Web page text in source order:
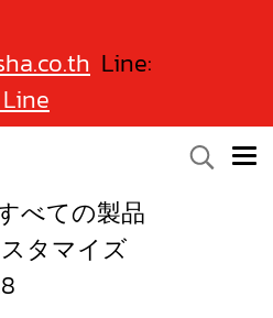
Line:
べての製品
タマイズ